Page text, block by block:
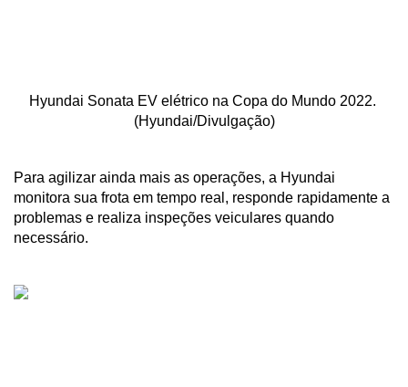
Hyundai Sonata EV elétrico na Copa do Mundo 2022.
(Hyundai/Divulgação)
Para agilizar ainda mais as operações, a Hyundai
monitora sua frota em tempo real, responde rapidamente a
problemas e realiza inspeções veiculares quando
necessário.